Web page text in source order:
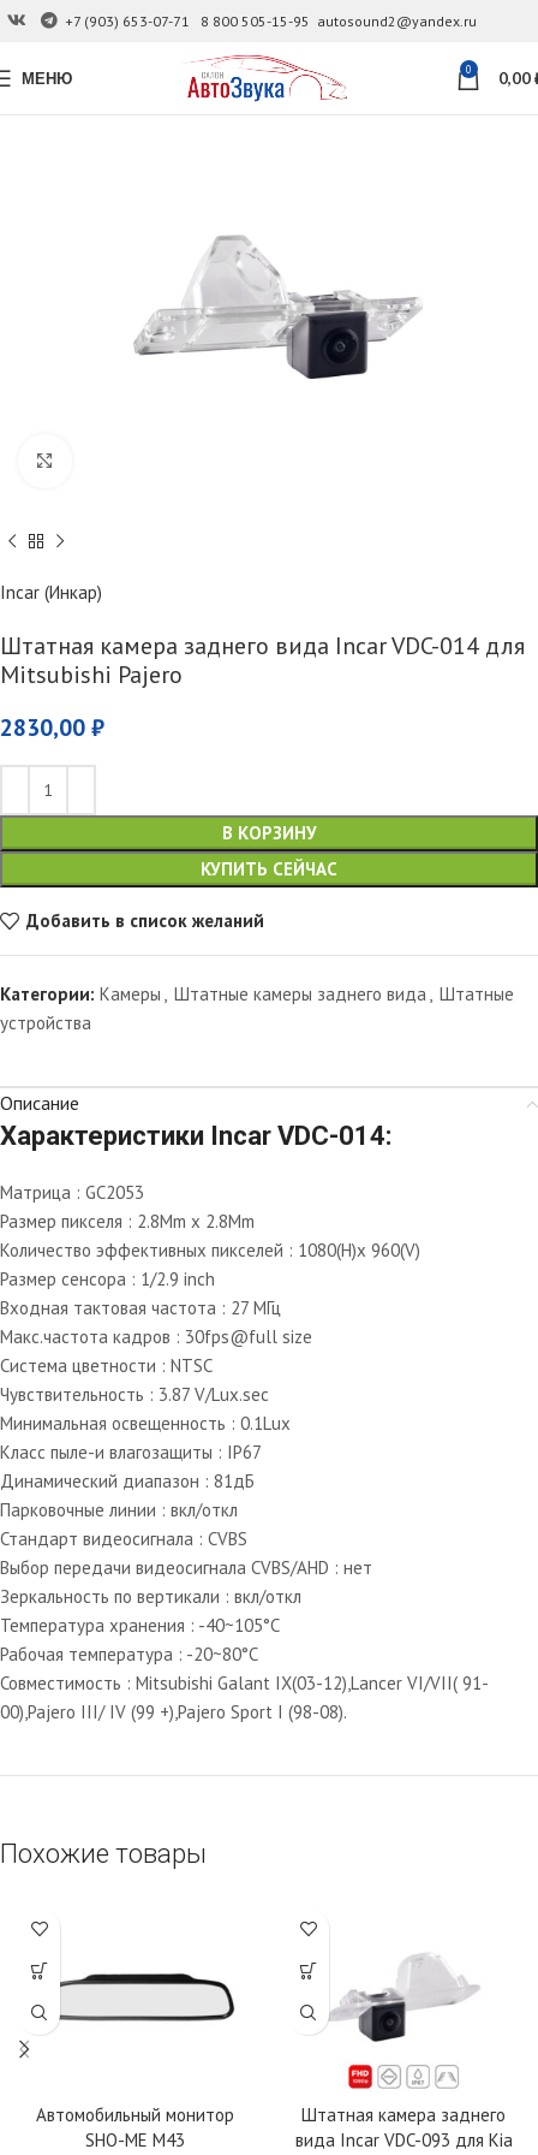
+7 (903) 653-07-71 8 800 505-15-95 autosound2@yandex.ru
МЕНЮ 0 0,00
Incar (Инкар)
Штатная камера заднего вида Incar VDC-014 для
Mitsubishi Pajero
2830,00 ₽
В КОРЗИНУ
КУПИТЬ СЕЙЧАС
Добавить в список желаний
Категории: Камеры , Штатные камеры заднего вида , Штатные
устройства
Описание
Характеристики Incar VDC-014:
Матрица : GC2053
Размер пикселя : 2.8Mm x 2.8Mm
Количество эффективных пикселей : 1080(H)x 960(V)
Размер сенсора : 1/2.9 inch
Входная тактовая частота : 27 МГц
Макс.частота кадров : 30fps@full size
Система цветности : NTSC
Чувствительность : 3.87 V/Lux.sec
Минимальная освещенность : 0.1Lux
Класс пыле-и влагозащиты : IP67
Динамический диапазон : 81дБ
Парковочные линии : вкл/откл
Стандарт видеосигнала : CVBS
Выбор передачи видеосигнала CVBS/AHD : нет
Зеркальность по вертикали : вкл/откл
Температура хранения : -40~105°C
Рабочая температура : -20~80°C
Совместимость : Mitsubishi Galant IX(03-12),Lancer VI/VII( 91-
00),Pajero III/ IV (99 +),Pajero Sport I (98-08).
Похожие товары
Автомобильный монитор
SHO-ME M43
Штатная камера заднего
вида Incar VDC-093 для Kia